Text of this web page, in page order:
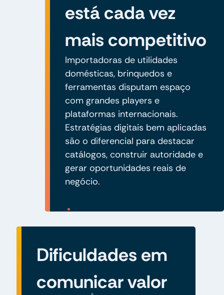
está cada vez
mais competitivo
Importadoras de utilidades
domésticas, brinquedos e
ferramentas disputam espaço
com grandes players e
plataformas internacionais.
Estratégias digitais bem aplicadas
são o diferencial para destacar
catálogos, construir autoridade e
gerar oportunidades reais de
negócio.
Dificuldades em
comunicar valor